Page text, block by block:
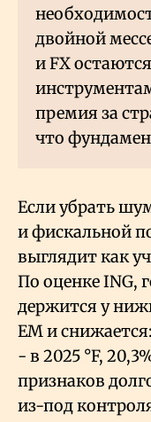
двойной
и FX
премия за
что
Если убрать
и фискальной
выглядит как
По оценке ING,
держится у
EM и
- в 2025 °F,
признаков
из-под